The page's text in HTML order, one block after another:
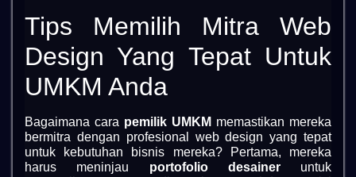
Tips Memilih Mitra Web
Design Yang Tepat Untuk
UMKM Anda
Bagaimana cara pemilik UMKM memastikan mereka
bermitra dengan profesional web design yang tepat
untuk kebutuhan bisnis mereka? Pertama, mereka
harus meninjau portofolio desaineruntuk